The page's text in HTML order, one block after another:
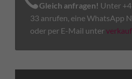
Gleich anfragen! Unter
33 anrufen, eine WhatsApp
oder per E-Mail unter